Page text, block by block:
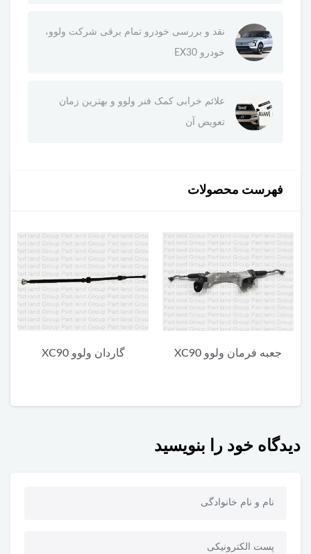
نقد و بررسی خودرو تمام برقی شرکت ولوو،
خودرو EX30
علائم خرابی کمک فنر ولوو و بهترین زمان
تعویض آن
فهرست محصولات
گاردان ولوو XC90
یونیت پایین چراغ جلو ولوو
دیدگاه خود را بنویسید